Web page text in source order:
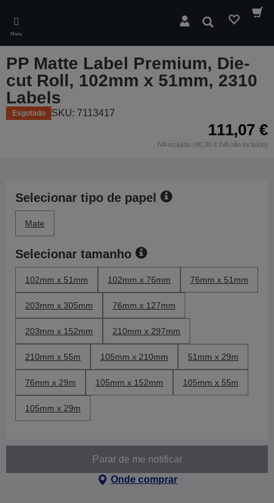
main
content
Menu
Pesquisar
PP Matte Label Premium, Die-
cut Roll, 102mm x 51mm, 2310
Labels
Esgotado SKU: 7113417
111,07 €
IVA incluído (90,30 € IVA não incluído)
Selecionar tipo de papel
Mate
Selecionar tamanho
102mm x 51mm 102mm x 76mm 76mm x 51mm
203mm x 305mm 76mm x 127mm
203mm x 152mm 210mm x 297mm
210mm x 55m 105mm x 210mm 51mm x 29m
76mm x 29m 105mm x 152mm 105mm x 55m
105mm x 29m
Parar de me notificar
Onde comprar